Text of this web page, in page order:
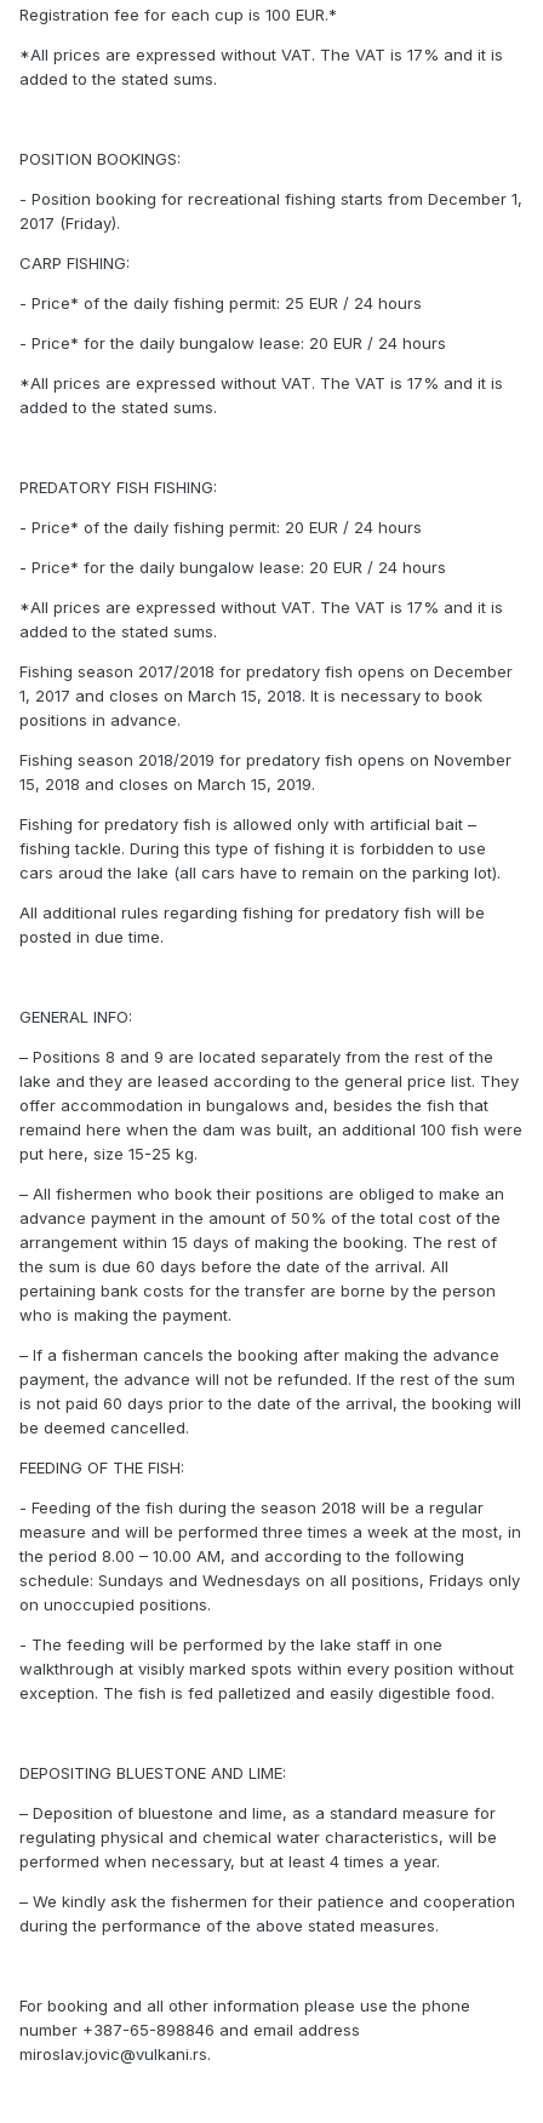
Registration fee for each cup is 100 EUR.*
*All prices are expressed without VAT. The VAT is 17% and it is
added to the stated sums.
POSITION BOOKINGS:
- Position booking for recreational fishing starts from December 1,
2017 (Friday).
CARP FISHING:
- Price* of the daily fishing permit: 25 EUR / 24 hours
- Price* for the daily bungalow lease: 20 EUR / 24 hours
*All prices are expressed without VAT. The VAT is 17% and it is
added to the stated sums.
PREDATORY FISH FISHING:
- Price* of the daily fishing permit: 20 EUR / 24 hours
- Price* for the daily bungalow lease: 20 EUR / 24 hours
*All prices are expressed without VAT. The VAT is 17% and it is
added to the stated sums.
Fishing season 2017/2018 for predatory fish opens on December
1, 2017 and closes on March 15, 2018. It is necessary to book
positions in advance.
Fishing season 2018/2019 for predatory fish opens on November
15, 2018 and closes on March 15, 2019.
Fishing for predatory fish is allowed only with artificial bait –
fishing tackle. During this type of fishing it is forbidden to use
cars aroud the lake (all cars have to remain on the parking lot).
All additional rules regarding fishing for predatory fish will be
posted in due time.
GENERAL INFO:
– Positions 8 and 9 are located separately from the rest of the
lake and they are leased according to the general price list. They
offer accommodation in bungalows and, besides the fish that
remaind here when the dam was built, an additional 100 fish were
put here, size 15-25 kg.
– All fishermen who book their positions are obliged to make an
advance payment in the amount of 50% of the total cost of the
arrangement within 15 days of making the booking. The rest of
the sum is due 60 days before the date of the arrival. All
pertaining bank costs for the transfer are borne by the person
who is making the payment.
– If a fisherman cancels the booking after making the advance
payment, the advance will not be refunded. If the rest of the sum
is not paid 60 days prior to the date of the arrival, the booking will
be deemed cancelled.
FEEDING OF THE FISH:
- Feeding of the fish during the season 2018 will be a regular
measure and will be performed three times a week at the most, in
the period 8.00 – 10.00 AM, and according to the following
schedule: Sundays and Wednesdays on all positions, Fridays only
on unoccupied positions.
- The feeding will be performed by the lake staff in one
walkthrough at visibly marked spots within every position without
exception. The fish is fed palletized and easily digestible food.
DEPOSITING BLUESTONE AND LIME:
– Deposition of bluestone and lime, as a standard measure for
regulating physical and chemical water characteristics, will be
performed when necessary, but at least 4 times a year.
– We kindly ask the fishermen for their patience and cooperation
during the performance of the above stated measures.
For booking and all other information please use the phone
number +387-65-898846 and email address
miroslav.jovic@vulkani.rs.